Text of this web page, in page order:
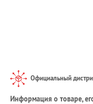
Официальный
Информация о товаре,